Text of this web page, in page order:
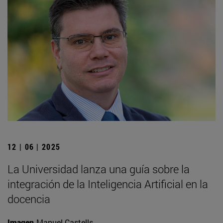
12 | 06 | 2025
La Universidad lanza una guía sobre la
integración de la Inteligencia Artificial en la
docencia